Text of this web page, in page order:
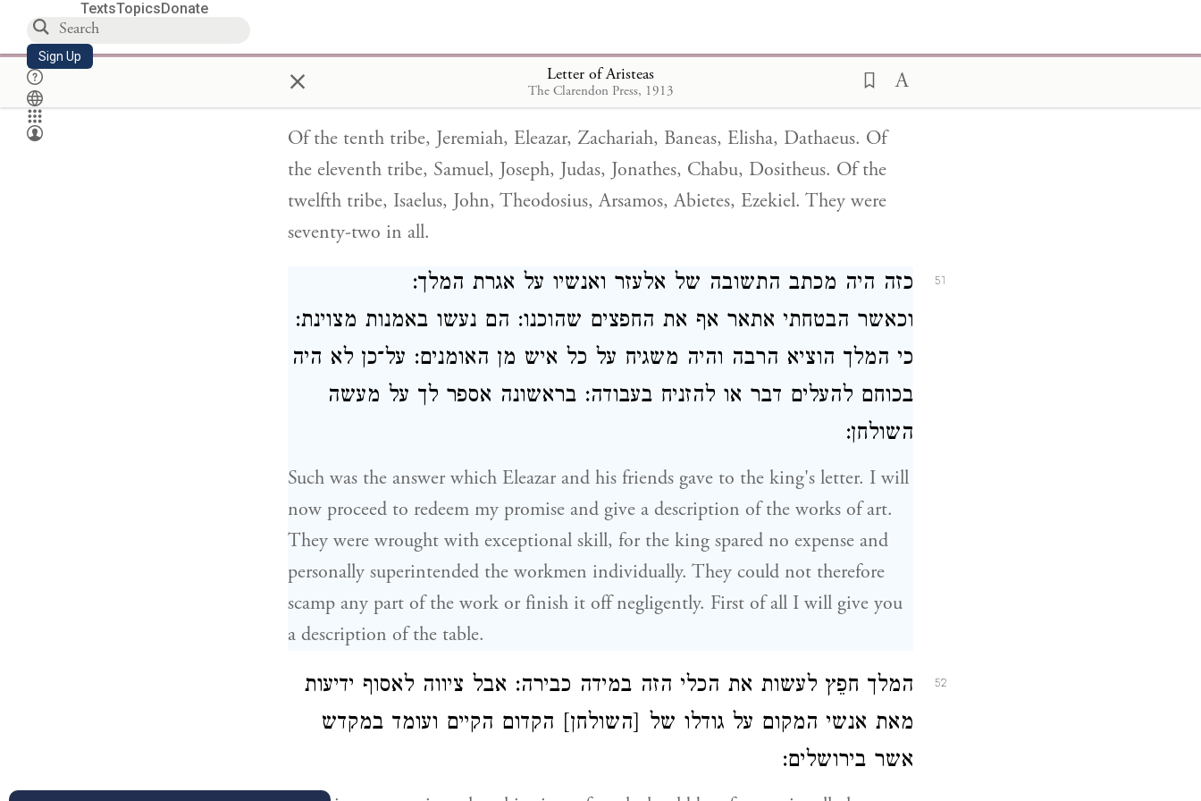
TextsTopicsDonate
Sign Up × Letter of Aristeas
The Clarendon Press, 1913
מן השנים עשר ישאל יוחנן מתניה ארשם אביטס יחזקאל:
כולם שבעים ושניים:
Of the tenth tribe, Jeremiah, Eleazar, Zachariah, Baneas, Elisha, Dathaeus. Of
the eleventh tribe, Samuel, Joseph, Judas, Jonathes, Chabu, Dositheus. Of the
twelfth tribe, Isaelus, John, Theodosius, Arsamos, Abietes, Ezekiel. They were
seventy-two in all.
51
כזה היה מכתב התשובה של אלעזר ואנשיו על אגרת המלך:
וכאשר הבטחתי אתאר אף את החפצים שהוכנו: הם נעשו באמנות מצוינת:
כי המלך הוציא הרבה והיה משגיח על כל איש מן האומנים: על־כן לא היה
בכוחם להעלים דבר או להזניח בעבודה: בראשונה אספר לך על מעשה
השולחן:
Such was the answer which Eleazar and his friends gave to the king's letter. I will
now proceed to redeem my promise and give a description of the works of art.
They were wrought with exceptional skill, for the king spared no expense and
personally superintended the workmen individually. They could not therefore
scamp any part of the work or finish it off negligently. First of all I will give you
a description of the table.
52
המלך חפֵץ לעשות את הכלי הזה במידה כבירה: אבל ציווה לאסוף ידיעות
מאת אנשי המקום על גודלו של [השולחן] הקדום הקיים ועומד במקדש
אשר בירושלים: